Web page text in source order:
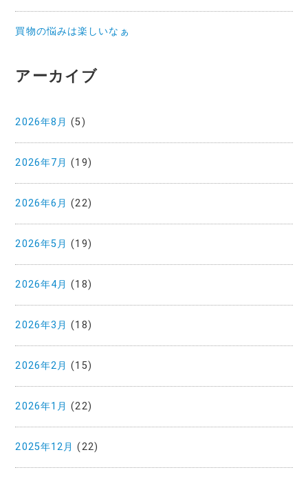
買物の悩みは楽しいなぁ
アーカイブ
2026年8月 (5)
2026年7月 (19)
2026年6月 (22)
2026年5月 (19)
2026年4月 (18)
2026年3月 (18)
2026年2月 (15)
2026年1月 (22)
2025年12月 (22)